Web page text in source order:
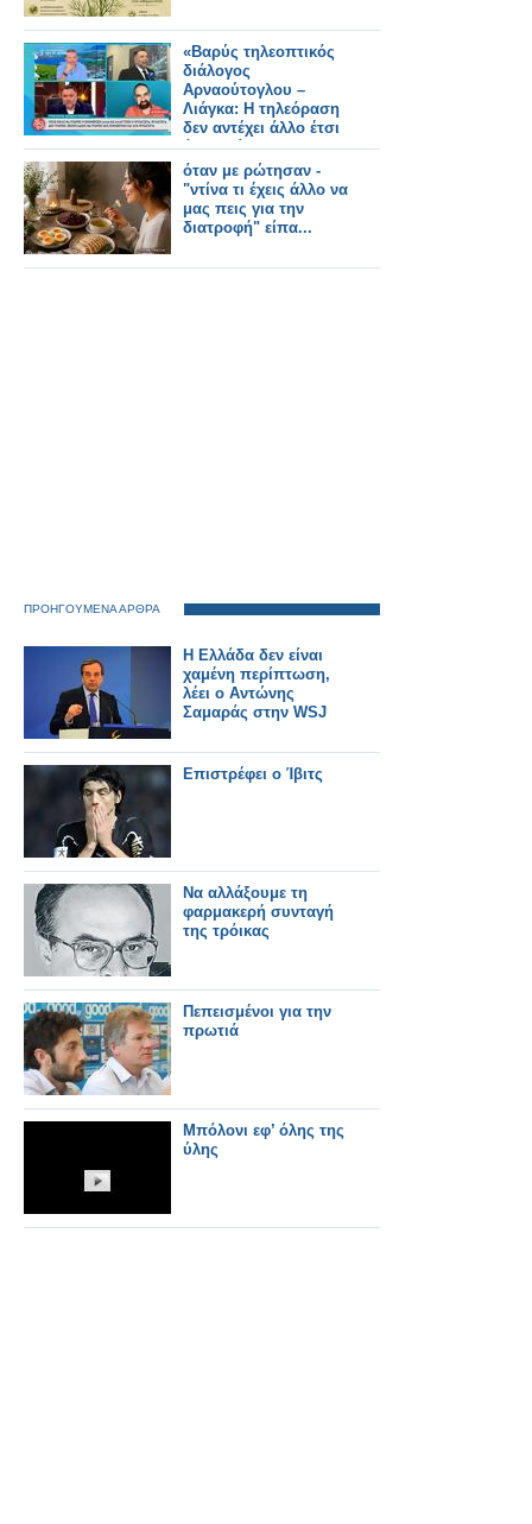
«Βαρύς τηλεοπτικός
διάλογος
Αρναούτογλου –
Λιάγκα: Η τηλεόραση
δεν αντέχει άλλο έτσι
όπως είναι
όταν με ρώτησαν -
"ντίνα τι έχεις άλλο να
μας πεις για την
διατροφή" είπα...
ΠΡΟΗΓΟΥΜΕΝΑ ΑΡΘΡΑ
Η Ελλάδα δεν είναι
χαμένη περίπτωση,
λέει ο Αντώνης
Σαμαράς στην WSJ
Επιστρέφει ο Ίβιτς
Να αλλάξουμε τη
φαρμακερή συνταγή
της τρόικας
Πεπεισμένοι για την
πρωτιά
Μπόλονι εφ’ όλης της
ύλης